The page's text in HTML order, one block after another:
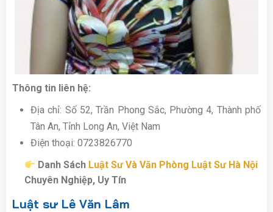
Thông tin liên hệ:
Địa chỉ: Số 52, Trần Phong Sắc, Phường 4, Thành phố
Tân An, Tỉnh Long An, Việt Nam
Điện thoại: 0723826770
Danh Sách Luật Sư Và Văn Phòng Luật Sư Hà Nội
Chuyên Nghiệp, Uy Tín
Luật sư Lê Văn Lâm